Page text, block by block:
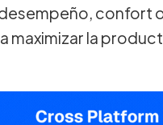
confort
maximizar la